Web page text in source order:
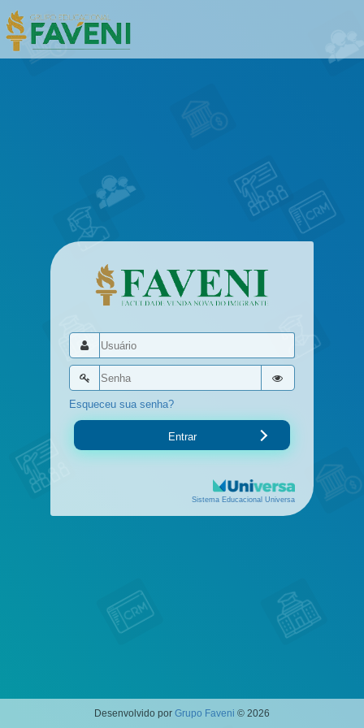
Esqueceu sua senha?
Entrar
Sistema Educacional Universa
Desenvolvido por Grupo Faveni © 2026